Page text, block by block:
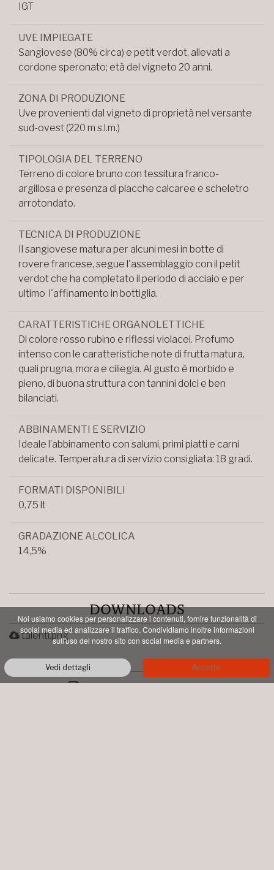
IGT
UVE IMPIEGATE
Sangiovese (80% circa) e petit verdot, allevati a
cordone speronato; età del vigneto 20 anni.
ZONA DI PRODUZIONE
Uve provenienti dal vigneto di proprietà nel versante
sud-ovest (220 m s.l.m.)
TIPOLOGIA DEL TERRENO
Terreno di colore bruno con tessitura franco-
argillosa e presenza di placche calcaree e scheletro
arrotondato.
TECNICA DI PRODUZIONE
Il sangiovese matura per alcuni mesi in botte di
rovere francese, segue l'assemblaggio con il petit
verdot che ha completato il periodo di acciaio e per
ultimo l'affinamento in bottiglia.
CARATTERISTICHE ORGANOLETTICHE
Di colore rosso rubino e riflessi violacei. Profumo
intenso con le caratteristiche note di frutta matura,
quali prugna, mora e ciliegia. Al gusto è morbido e
pieno, di buona struttura con tannini dolci e ben
bilanciati.
ABBINAMENTI E SERVIZIO
Ideale l’abbinamento con salumi, primi piatti e carni
delicate. Temperatura di servizio consigliata: 18 gradi.
FORMATI DISPONIBILI
0,75 lt
GRADAZIONE ALCOLICA
14,5%
DOWNLOADS
talenti.png
PDF STAMPABILE
Noi usiamo cookies per personalizzare i contenuti, fornire funzionalità di
social media ed analizzare il traffico. Condividiamo inoltre informazioni
sull'uso del nostro sito con social media e partners.
Vedi dettagli Accetto